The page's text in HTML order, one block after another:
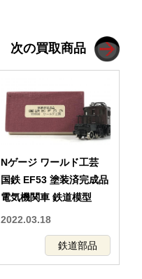
次の買取商品
Nゲージ ワールド工芸
国鉄 EF53 塗装済完成品
電気機関車 鉄道模型
2022.03.18
鉄道部品